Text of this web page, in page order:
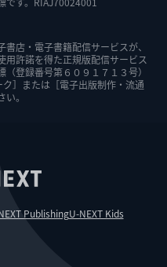
店・電子書籍配信サービスが、
用許諾を得た正規版配信サービス
登録番号第６０９１７１３号）
］または［電子出版制作・流通
。
PublishingU-NEXT Kids